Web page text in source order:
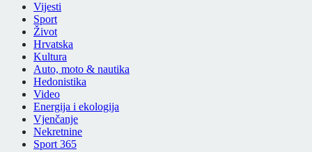
Vijesti
Sport
Život
Hrvatska
Kultura
Auto, moto & nautika
Hedonistika
Video
Energija i ekologija
Vjenčanje
Nekretnine
Sport 365